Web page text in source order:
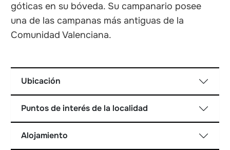
góticas en su bóveda. Su campanario posee
una de las campanas más antiguas de la
Comunidad Valenciana.
Ubicación
Puntos de interés de la localidad
Alojamiento